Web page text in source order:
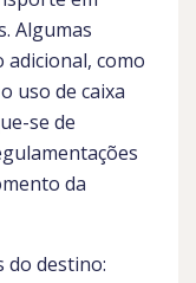
Algumas
adicional, como
uso de caixa
se de
da
do destino: